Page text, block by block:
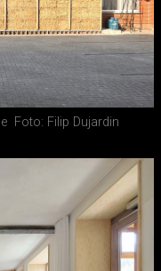
Foto: Filip Dujardin